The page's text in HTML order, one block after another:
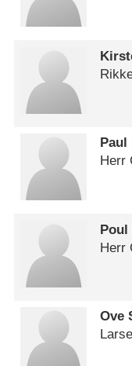
Paul
Herr
Poul
Herr
Ove